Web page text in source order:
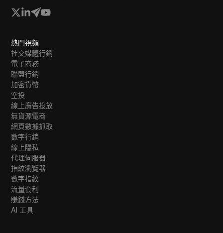
熱門視頻
社交媒體行銷
電子商務
聯盟行銷
加密貨幣
空投
線上廣告投放
無貨源電商
網頁數據抓取
數字行銷
線上隱私
代理伺服器
指紋瀏覽器
數字指紋
流量套利
賺錢方法
AI 工具